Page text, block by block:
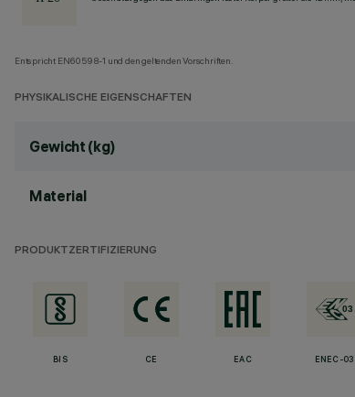
Entspricht EN60598-1 und den geltenden Vorschriften.
PHYSIKALISCHE EIGENSCHAFTEN
Gewicht (kg)
Material
PRODUKTZERTIFIZIERUNG
BIS CE EAC ENEC-03